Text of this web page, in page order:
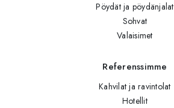
Pöydät ja pöydänjalat
Sohvat
Valaisimet
Referenssimme
Kahvilat ja ravintolat
Hotellit